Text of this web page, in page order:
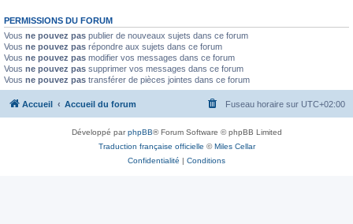
PERMISSIONS DU FORUM
Vous ne pouvez pas publier de nouveaux sujets dans ce forum
Vous ne pouvez pas répondre aux sujets dans ce forum
Vous ne pouvez pas modifier vos messages dans ce forum
Vous ne pouvez pas supprimer vos messages dans ce forum
Vous ne pouvez pas transférer de pièces jointes dans ce forum
Accueil Accueil du forum Fuseau horaire sur UTC+02:00
Développé parphpBB® Forum Software © phpBB Limited
Traduction française officielle ©Miles Cellar
Confidentialité | Conditions